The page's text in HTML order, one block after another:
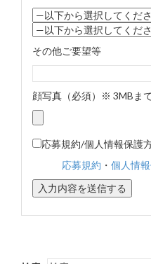
その他ご要望等
顔写真（必須）※ 3MBま
応募規約/個人情報保護
応募規約 ・ 個人情